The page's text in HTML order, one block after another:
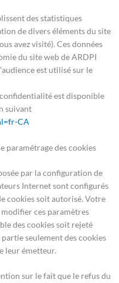
des statistiques
de divers éléments du site
avez visité). Ces données
du site web de ARDPI
est utilisé sur le
est disponible
suivant
CA
paramétrage des cookies
par la configuration de
Internet sont configurés
cookies soit autorisé. Votre
ces paramètres
des cookies soit rejeté
seulement des cookies
leur émetteur.
sur le fait que le refus du